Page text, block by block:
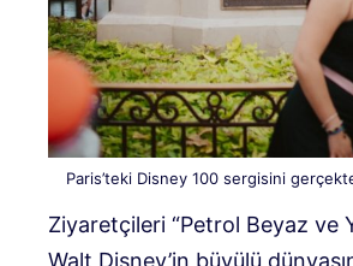
Paris’teki Disney 100 sergisini
Ziyaretçileri “Petrol Beyaz ve
Walt Disney’in büyülü